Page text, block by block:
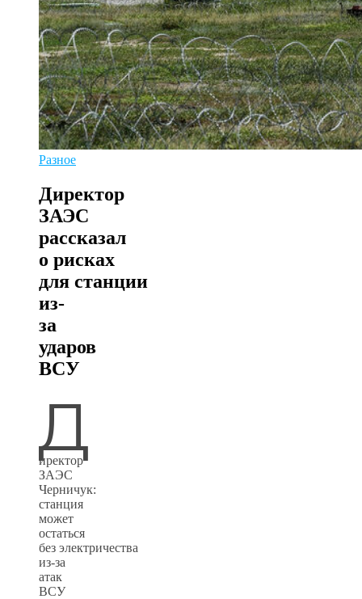
Разное
Директор
ЗАЭС
рассказал
о рисках
для станции
из-
за
ударов
ВСУ
Д
иректор
ЗАЭС
Черничук:
станция
может
остаться
без электричества
из-за
атак
ВСУ